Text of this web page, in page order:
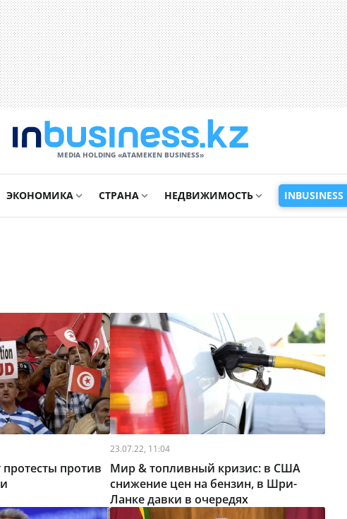
MEDIA HOLDING «ATAMEKЕN BUSINESS»
ЭКОНОМИКА СТРАНА НЕДВИЖИМОСТЬ INBUSINESS
против
23.07.22, 11:04
Мир & топливный кризис: в США
снижение цен на бензин, в Шри-
Ланке давки в очередях